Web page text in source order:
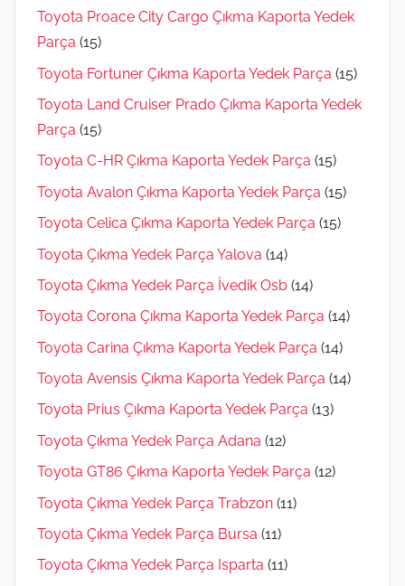
Toyota Proace City Cargo Çıkma Kaporta Yedek
Parça (15)
Toyota Fortuner Çıkma Kaporta Yedek Parça (15)
Toyota Land Cruiser Prado Çıkma Kaporta Yedek
Parça (15)
Toyota C-HR Çıkma Kaporta Yedek Parça (15)
Toyota Avalon Çıkma Kaporta Yedek Parça (15)
Toyota Celica Çıkma Kaporta Yedek Parça (15)
Toyota Çıkma Yedek Parça Yalova (14)
Toyota Çıkma Yedek Parça İvedik Osb (14)
Toyota Corona Çıkma Kaporta Yedek Parça (14)
Toyota Carina Çıkma Kaporta Yedek Parça (14)
Toyota Avensis Çıkma Kaporta Yedek Parça (14)
Toyota Prius Çıkma Kaporta Yedek Parça (13)
Toyota Çıkma Yedek Parça Adana (12)
Toyota GT86 Çıkma Kaporta Yedek Parça (12)
Toyota Çıkma Yedek Parça Trabzon (11)
Toyota Çıkma Yedek Parça Bursa (11)
Toyota Çıkma Yedek Parça Isparta (11)